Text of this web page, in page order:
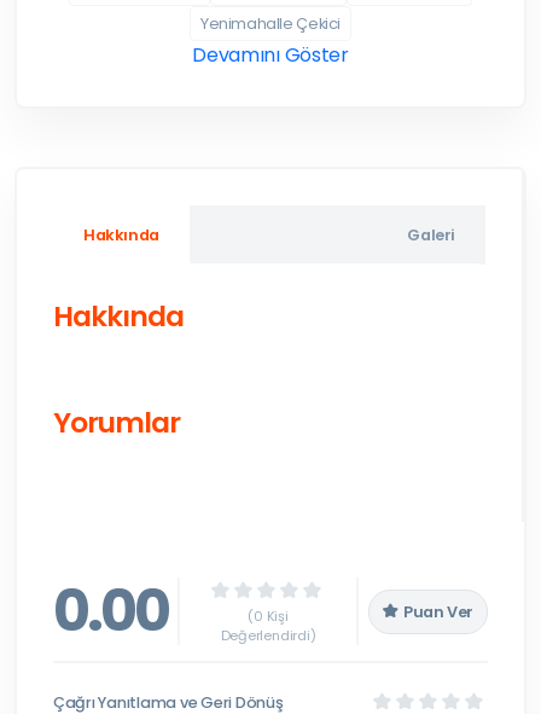
Yenimahalle Çekici
Devamını Göster
Hakkında Galeri
Hakkında
Yorumlar
0.00
(0 Kişi
Değerlendirdi)
Puan Ver
Çağrı Yanıtlama ve Geri Dönüş